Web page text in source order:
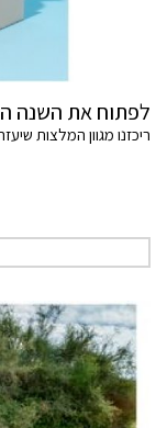
לפתוח את השנה
ריכזנו מגוון המלצות